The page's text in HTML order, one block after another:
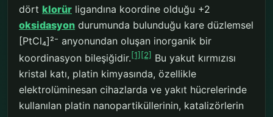
dört klorür ligandına koordine olduğu +2
oksidasyon durumunda bulunduğu kare düzlemsel
[PtCl₄]²⁻ anyonundan oluşan inorganik bir
koordinasyon bileşiğidir.[1] [2] Bu yakut kırmızısı
kristal katı, platin kimyasında, özellikle
elektrolüminesan cihazlarda ve yakıt hücrelerinde
kullanılan platin nanopartiküllerinin, katalizörlerin